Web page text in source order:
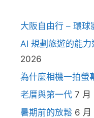
大阪自由行 – 環球
AI 規劃旅遊的能
2026
為什麼相機一拍螢
老厝與第一代 7 月
暑期前的放鬆 6